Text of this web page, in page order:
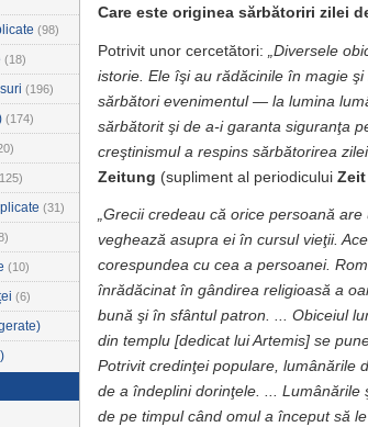
(98)
(18)
(196)
(174)
(31)
(10)
(6)
Care este originea sărbătoriri zilei
Potrivit unor cercetători:
„Diversele
istorie. Ele îşi au rădăcinile în magie
sărbători evenimentul — la lumina
sărbătorit şi de a-i garanta siguranţa
creştinismul a respins sărbătorirea
Zeitung (supliment al periodicului
„Grecii credeau că orice persoană
veghează asupra ei în cursul vieţii.
corespundea cu cea a persoanei.
înrădăcinat în gândirea religioasă a
bună şi în sfântul patron. ... Obiceiul
din templu [dedicat lui Artemis] se
Potrivit credinţei populare, lumânările
de a îndeplini dorinţele. ... Lumânările
de pe timpul când omul a început să